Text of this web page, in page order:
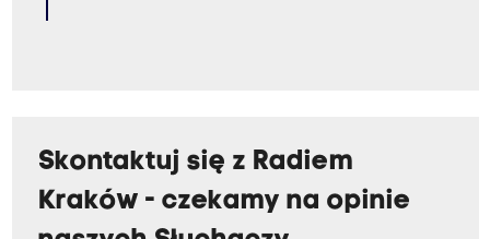
Skontaktuj się z Radiem
Kraków - czekamy na opinie